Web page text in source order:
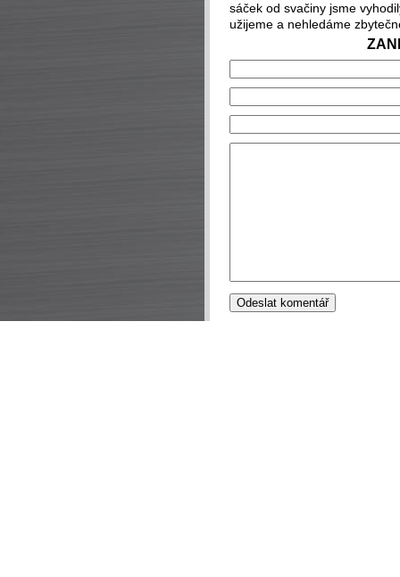
sáček od svačiny jsme
užijeme a nehledáme